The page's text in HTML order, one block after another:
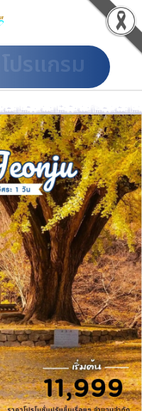
ปรแกรม